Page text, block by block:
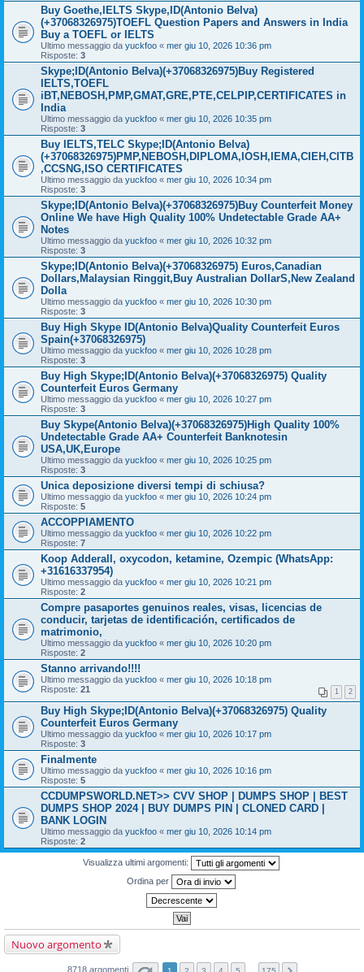
Buy Goethe,IELTS Skype,ID(Antonio Belva)
(+37068326975)TOEFL Question Papers and Answers in India
Buy a TOEFL or IELTS
Ultimo messaggio da yuckfoo « mer giu 10, 2026 10:36 pm
Risposte: 3
Skype;ID(Antonio Belva)(+37068326975)Buy Registered
IELTS,TOEFL
iBT,NEBOSH,PMP,GMAT,GRE,PTE,CELPIP,CERTIFICATES in
India
Ultimo messaggio da yuckfoo « mer giu 10, 2026 10:35 pm
Risposte: 3
Buy IELTS,TELC Skype;ID(Antonio Belva)
(+37068326975)PMP,NEBOSH,DIPLOMA,IOSH,IEMA,CIEH,CITB
,CCSNG,ISO CERTIFICATES
Ultimo messaggio da yuckfoo « mer giu 10, 2026 10:34 pm
Risposte: 3
Skype;ID(Antonio Belva)(+37068326975)Buy Counterfeit Money
Online We have High Quality 100% Undetectable Grade AA+
Notes
Ultimo messaggio da yuckfoo « mer giu 10, 2026 10:32 pm
Risposte: 3
Skype;ID(Antonio Belva)(+37068326975) Euros,Canadian
Dollars,Malaysian Ringgit,Buy Australian DollarS,New Zealand
Dolla
Ultimo messaggio da yuckfoo « mer giu 10, 2026 10:30 pm
Risposte: 3
Buy High Skype ID(Antonio Belva)Quality Counterfeit Euros
Spain(+37068326975)
Ultimo messaggio da yuckfoo « mer giu 10, 2026 10:28 pm
Risposte: 3
Buy High Skype;ID(Antonio Belva)(+37068326975) Quality
Counterfeit Euros Germany
Ultimo messaggio da yuckfoo « mer giu 10, 2026 10:27 pm
Risposte: 3
Buy Skype(Antonio Belva)(+37068326975)High Quality 100%
Undetectable Grade AA+ Counterfeit Banknotesin
USA,UK,Europe
Ultimo messaggio da yuckfoo « mer giu 10, 2026 10:25 pm
Risposte: 3
Unica deposizione diversi tempi di schiusa?
Ultimo messaggio da yuckfoo « mer giu 10, 2026 10:24 pm
Risposte: 5
ACCOPPIAMENTO
Ultimo messaggio da yuckfoo « mer giu 10, 2026 10:22 pm
Risposte: 7
Koop Adderall, oxycodon, ketamine, Ozempic (WhatsApp:
+31616337954)
Ultimo messaggio da yuckfoo « mer giu 10, 2026 10:21 pm
Risposte: 2
Compre pasaportes genuinos reales, visas, licencias de
conducir, tarjetas de identificación, certificados de
matrimonio,
Ultimo messaggio da yuckfoo « mer giu 10, 2026 10:20 pm
Risposte: 2
Stanno arrivando!!!!
Ultimo messaggio da yuckfoo « mer giu 10, 2026 10:18 pm
Risposte: 21 1 2
Buy High Skype;ID(Antonio Belva)(+37068326975) Quality
Counterfeit Euros Germany
Ultimo messaggio da yuckfoo « mer giu 10, 2026 10:17 pm
Risposte: 3
Finalmente
Ultimo messaggio da yuckfoo « mer giu 10, 2026 10:16 pm
Risposte: 5
CCDUMPSWORLD.NET>> CVV SHOP | DUMPS SHOP | BEST
DUMPS SHOP 2024 | BUY DUMPS PIN | CLONED CARD |
BANK LOGIN
Ultimo messaggio da yuckfoo « mer giu 10, 2026 10:14 pm
Risposte: 2
Visualizza ultimi argomenti:
Ordina per
Nuovo argomento
8718 argomenti